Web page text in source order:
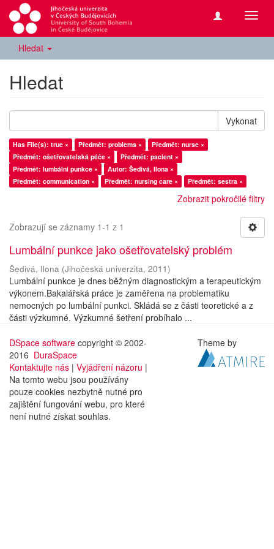
Hledat
Hledat
Vykonat
Has File(s): true × Předmět: problems ×
Předmět: nurse ×
Předmět: ošetřovatelská péče ×
Předmět: pacient ×
Předmět: lumbální punkce ×
Autor: Šedivá, Ilona ×
Předmět: communication ×
Předmět: nursing care × Předmět: sestra ×
Zobrazit pokročilé filtry
Zobrazují se záznamy 1-1 z 1
Lumbální punkce jako ošetřovatelský problém
Šedivá, Ilona (Jihočeská univerzita, 2011)
Lumbální punkce je dnes běžným diagnostickým a terapeutickým
výkonem.Bakalářská práce je zaměřena na problematiku
nemocných po lumbální punkci. Skládá se z části teoretické a z
části výzkumné. Výzkumné šetření probíhalo ...
DSpace software copyright © 2002-
2016 DuraSpace
Kontaktujte nás | Vyjádření názoru |
Na tomto webu jsou používány
pouze cookies nezbytně nutné pro
zajištění fungování webu, pro které
není nutné získat souhlas.
Theme by